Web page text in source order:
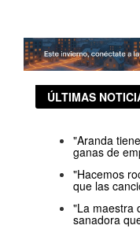
ÚLTIMAS
"Aranda
ganas de
"Hacemos
que las
"La maestra
sanadora